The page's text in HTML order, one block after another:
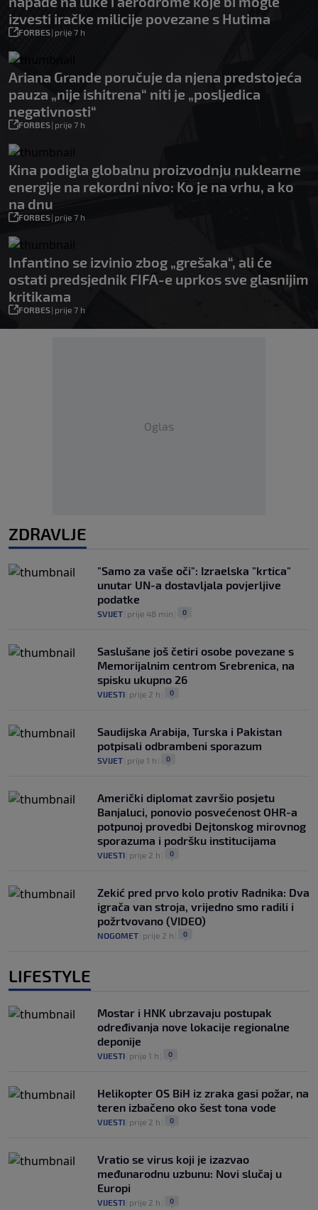
izvesti iračke milicije povezane s Hutima
FORBES| prije 7 h
Ariana Grande poručuje da njena predstojeća
pauza „nije ishitrena“ niti je „posljedica
negativnosti“
FORBES| prije 7 h
Kina podigla globalnu proizvodnju nuklearne
energije na rekordni nivo: Ko je na vrhu, a ko
na dnu
FORBES| prije 7 h
Infantino se izvinio zbog „grešaka“, ali će
ostati predsjednik FIFA-e uprkos sve glasnijim
kritikama
FORBES| prije 7 h
Oglas
ZDRAVLJE
"Samo za vaše oči": Izraelska "krtica"
unutar UN-a dostavljala povjerljive
podatke
SVIJET prije 48 min 0
Saslušane još četiri osobe povezane s
Memorijalnim centrom Srebrenica, na
spisku ukupno 26
VIJESTI prije 2 h 0
Saudijska Arabija, Turska i Pakistan
potpisali odbrambeni sporazum
SVIJET prije 1 h 0
Američki diplomat završio posjetu
Banjaluci, ponovio posvećenost OHR-a
potpunoj provedbi Dejtonskog mirovnog
sporazuma i podršku institucijama
VIJESTI prije 2 h 0
Zekić pred prvo kolo protiv Radnika: Dva
igrača van stroja, vrijedno smo radili i
požrtvovano (VIDEO)
NOGOMET prije 2 h 0
LIFESTYLE
Mostar i HNK ubrzavaju postupak
određivanja nove lokacije regionalne
deponije
VIJESTI prije 1 h 0
Helikopter OS BiH iz zraka gasi požar, na
teren izbačeno oko šest tona vode
VIJESTI prije 2 h 0
Vratio se virus koji je izazvao
međunarodnu uzbunu: Novi slučaj u
Europi
VIJESTI prije 2 h 0